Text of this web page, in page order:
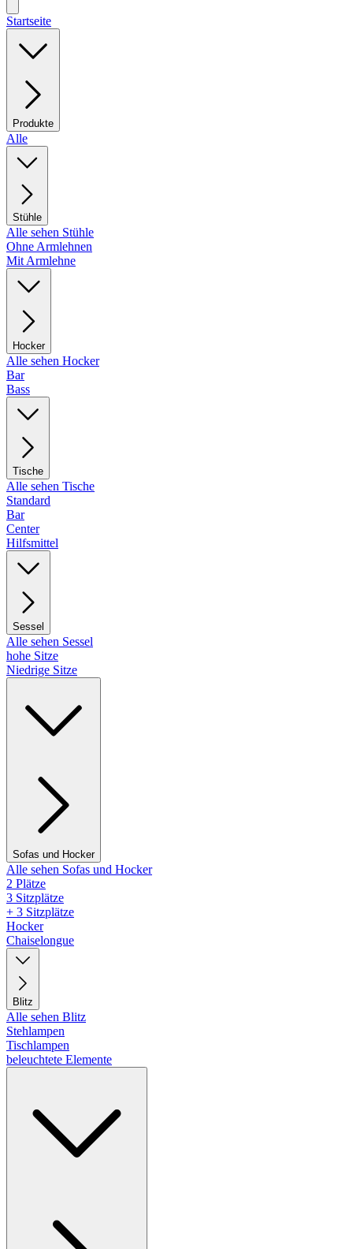
Startseite
Produkte
Alle
Stühle
Alle sehen Stühle
Ohne Armlehnen
Mit Armlehne
Hocker
Alle sehen Hocker
Bar
Bass
Tische
Alle sehen Tische
Standard
Bar
Center
Hilfsmittel
Sessel
Alle sehen Sessel
hohe Sitze
Niedrige Sitze
Sofas und Hocker
Alle sehen Sofas und Hocker
2 Plätze
3 Sitzplätze
+ 3 Sitzplätze
Hocker
Chaiselongue
Blitz
Alle sehen Blitz
Stehlampen
Tischlampen
beleuchtete Elemente